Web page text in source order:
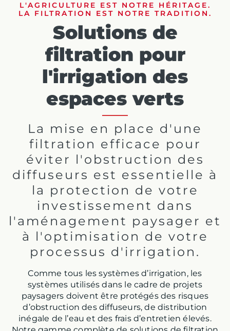
L'AGRICULTURE EST NOTRE HÉRITAGE.
LA FILTRATION EST NOTRE TRADITION.
Solutions de
filtration pour
l'irrigation des
espaces verts
La mise en place d'une
filtration efficace pour
éviter l'obstruction des
diffuseurs est essentielle à
la protection de votre
investissement dans
l'aménagement paysager et
à l'optimisation de votre
processus d'irrigation.
Comme tous les systèmes d’irrigation, les
systèmes utilisés dans le cadre de projets
paysagers doivent être protégés des risques
d’obstruction des diffuseurs, de distribution
inégale de l’eau et des frais d’entretien élevés.